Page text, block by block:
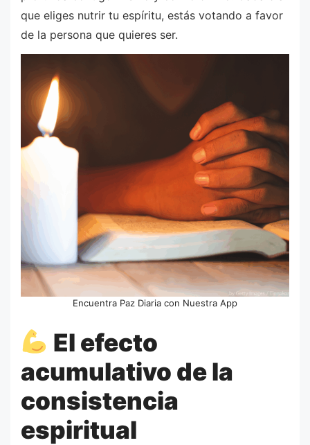
que eliges nutrir tu espíritu, estás votando a favor
de la persona que quieres ser.
Encuentra Paz Diaria con Nuestra App
El efecto
acumulativo de la
consistencia
espiritual